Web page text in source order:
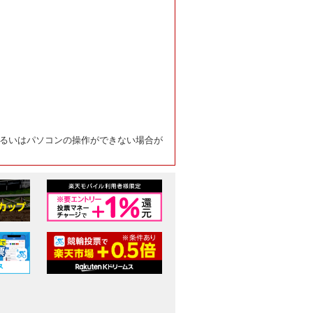
いはパソコンの操作ができない場合が